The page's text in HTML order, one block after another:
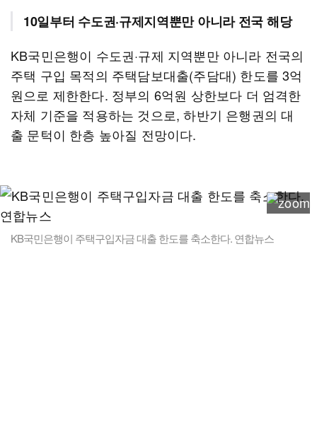
10일부터 수도권·규제지역뿐만 아니라 전국 해당
KB국민은행이 수도권·규제 지역뿐만 아니라 전국의
주택 구입 목적의 주택담보대출(주담대) 한도를 3억
원으로 제한한다. 정부의 6억원 상한보다 더 엄격한
자체 기준을 적용하는 것으로, 하반기 은행권의 대
출 문턱이 한층 높아질 전망이다.
KB국민은행이 주택구입자금 대출 한도를 축소한다. 연합뉴스